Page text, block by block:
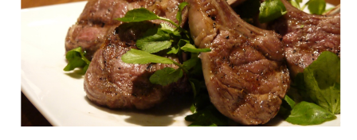
Materials
牛肉・ラム肉購買担当者向け
お役立ち資料